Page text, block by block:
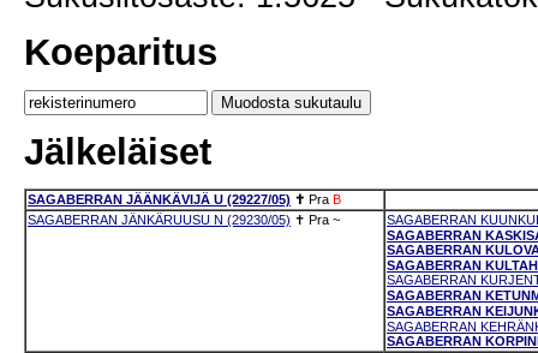
Koeparitus
Jälkeläiset
SAGABERRAN JÄÄNKÄVIJÄ U (29227/05) ✝ Pra B
SAGABERRAN JÄNKÄRUUSU N (29230/05) ✝ Pra ~
SAGABERRAN
SAGABERRAN
SAGABERRAN
SAGABERRAN
SAGABERRAN
SAGABERRAN
SAGABERRAN
SAGABERRAN
SAGABERRAN